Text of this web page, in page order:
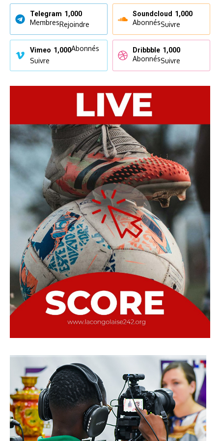
Telegram 1,000
MembresRejoindre
Soundcloud 1,000
AbonnésSuivre
Vimeo 1,000Abonnés
Suivre
Dribbble 1,000
AbonnésSuivre